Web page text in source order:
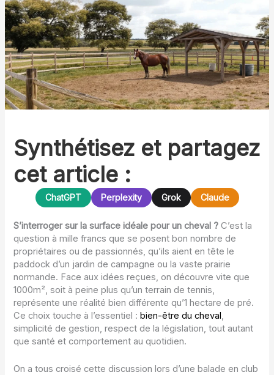
Synthétisez et partagez
cet article :
ChatGPT Perplexity Grok Claude
S’interroger sur la surface idéale pour un cheval ? C’est la
question à mille francs que se posent bon nombre de
propriétaires ou de passionnés, qu’ils aient en tête le
paddock d’un jardin de campagne ou la vaste prairie
normande. Face aux idées reçues, on découvre vite que
1000m², soit à peine plus qu’un terrain de tennis,
représente une réalité bien différente qu’1 hectare de pré.
Ce choix touche à l’essentiel :bien-être du cheval,
simplicité de gestion, respect de la législation, tout autant
que santé et comportement au quotidien.
On a tous croisé cette discussion lors d’une balade en club